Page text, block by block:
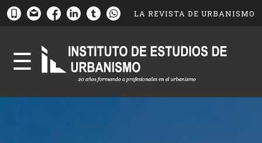
LA REVISTA DE URBANISMO
☰